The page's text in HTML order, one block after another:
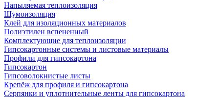
Напыляемая теплоизоляция
Шумоизоляция
Клей для изоляционных материалов
Полиэтилен вспененный
Комплектующие для теплоизоляции
Гипсокартонные системы и листовые материалы
Профили для гипсокартона
Гипсокартон
Гипсоволокнистые листы
Крепёж для профиля и гипсокартона
Серпянки и уплотнительные ленты для гипсокартона